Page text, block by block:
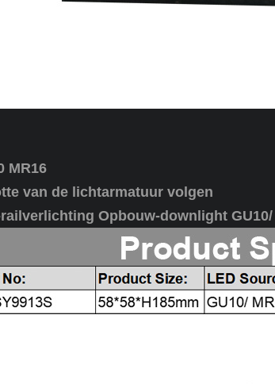
MR16
van de lichtarmatuur volgen
Opbouw-downlight